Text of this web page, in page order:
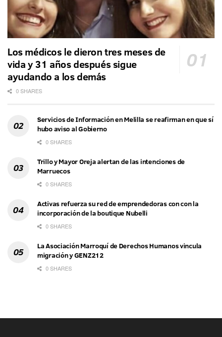
Los médicos le dieron tres meses de
vida y 31 años después sigue
ayudando a los demás
0 SHARES
Servicios de Información en Melilla se reafirman en que sí
hubo aviso al Gobierno
0 SHARES
Trillo y Mayor Oreja alertan de las intenciones de
Marruecos
0 SHARES
Activas refuerza su red de emprendedoras con con la
incorporación de la boutique Nubelli
0 SHARES
La Asociación Marroquí de Derechos Humanos vincula
migración y GENZ212
0 SHARES